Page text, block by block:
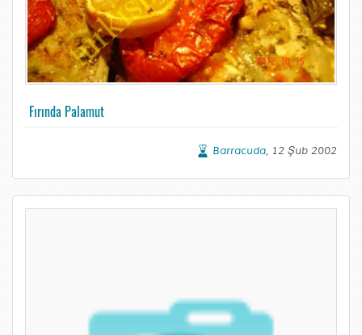
Fırında Palamut
Barracuda, 12 Şub 2002